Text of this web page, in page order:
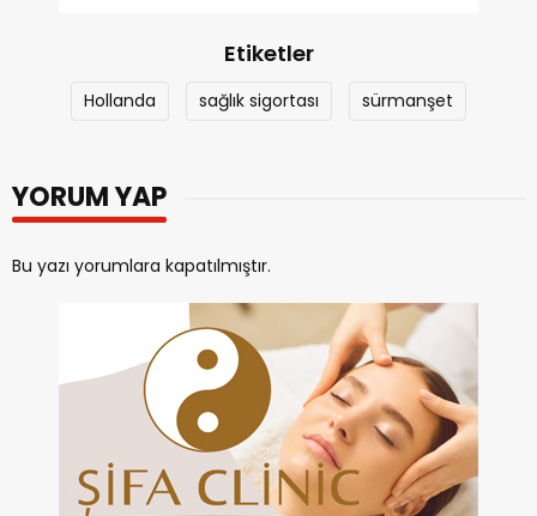
Etiketler
Hollanda sağlık sigortası sürmanşet
YORUM YAP
Bu yazı yorumlara kapatılmıştır.